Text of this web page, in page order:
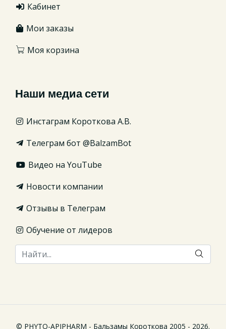
Кабинет
Мои заказы
Моя корзина
Наши медиа сети
Инстаграм Короткова А.В.
Телеграм бот @BalzamBot
Видео на YouTube
Новости компании
Отзывы в Телеграм
Обучение от лидеров
© PHYTO-APIPHARM - Бальзамы Короткова 2005 - 2026.